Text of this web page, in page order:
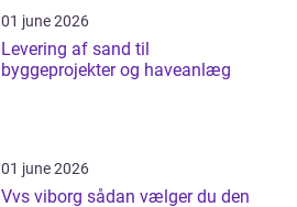
01 june 2026
Levering af sand til
byggeprojekter og haveanlæg
01 june 2026
Vvs viborg sådan vælger du den